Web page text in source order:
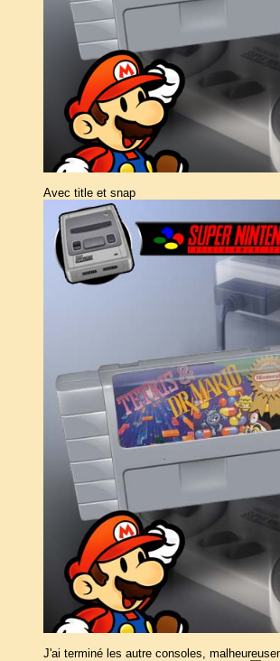
Avec title et snap
J'ai terminé les autre consoles,